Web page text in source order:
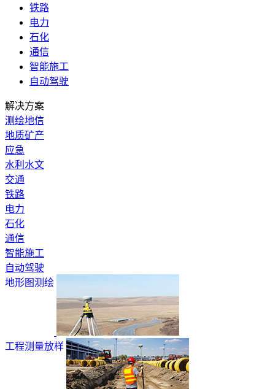
铁路
电力
石化
通信
智能施工
自动驾驶
解决方案
测绘地信
地质矿产
应急
水利水文
交通
铁路
电力
石化
通信
智能施工
自动驾驶
地形图测绘
工程测量放样